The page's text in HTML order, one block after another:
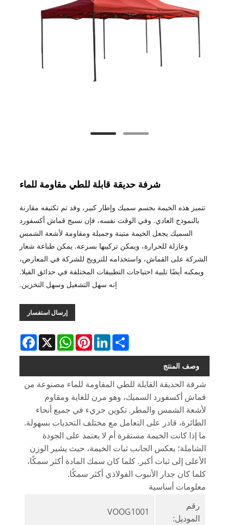
شرفة حديقة قابلة للطي مقاومة للماء
تتميز هذه الخيمة بجسم سميك وإطار كبير، وقد تم تكثيفه مقارنة
بالنموذج العادي. وفي الوقت نفسه، فإن نسيج قماش أكسفورد
السميك يجعل الخيمة متينة وجميلة ومقاومة لأشعة الشمس
وعازلة للحرارة، ويمكن تركيبها بسرعة. يمكن طباعة شعار
الشركة على القماش، واستخدامه للترويج للشركة في المعارض،
ويمكنه أيضًا تلبية احتياجات التطبيقات المختلفة في حدائق الفيلا.
إنه سهل التشغيل وسهل التخزين.
إرسال استفسار
Facebook X
WhatsAppPinterestLinkedInShare
وصف المنتج
شرفة الحديقة القابلة للطي المقاومة للماء مصنوعة من
قماش أكسفورد السميك، وهو مرن للغاية ومقاوم
لأشعة الشمس والمطر. تكوين جريء في جميع أنحاء
الطائرة، قادر على التعامل مع مختلف التحديات بسهولة.
ما إذا كانت الخيمة مستقرة أم لا يعتمد على الجودة
الشاملة؛ يعكس الجانب ثبات الخيمة، حيث يشير الوزن
الأعلى إلى ثبات أكبر. كلما كان سمك المادة أكثر سمكًا،
كلما كان جدار الأنبوب الفولاذي أكثر سمكًا.
معلومات أساسية
رقم
الموديل:
VOOG1001